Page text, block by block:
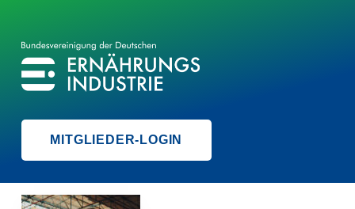
BVE
BUNDESVEREINIGUNG DER ERNÄHRUNGSINDUSTRIE
MITGLIEDER-LOGIN